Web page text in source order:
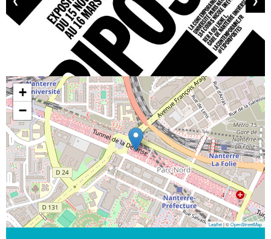
+
−
Leaflet| ©OpenStreetMap